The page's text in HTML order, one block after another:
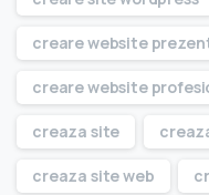
creare website
creare website
creaza site
creaza site web